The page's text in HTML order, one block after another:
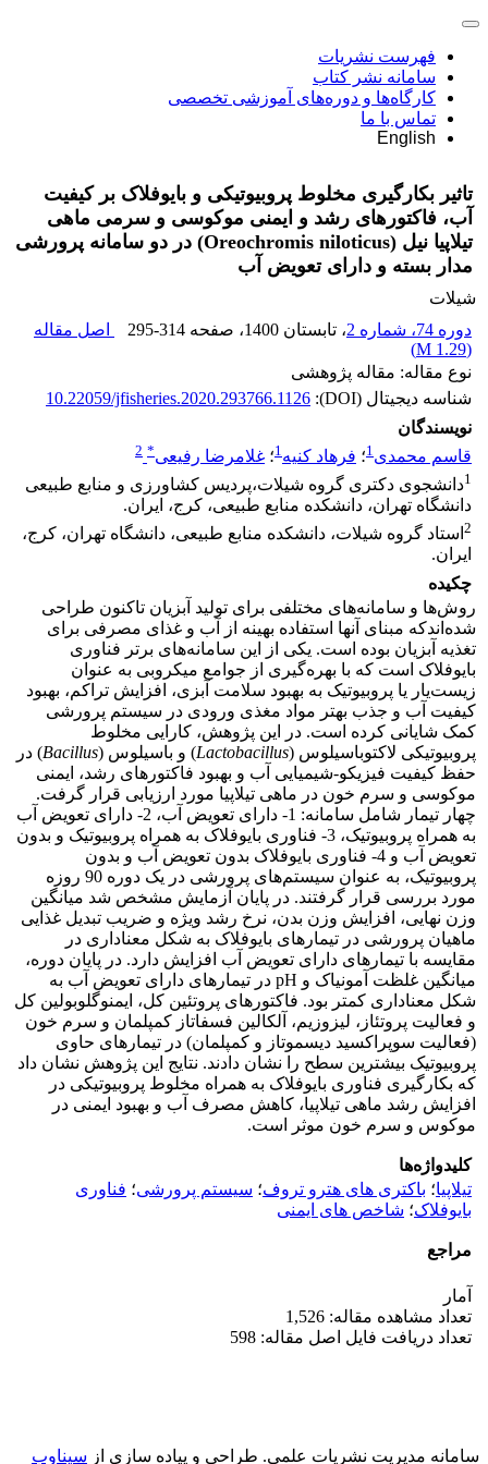
فهرست نشریات
سامانه نشر کتاب
کارگاه‌ها و دوره‌های آموزشی تخصصی
تماس با ما
English
تاثیر بکارگیری مخلوط پروبیوتیکی و بایوفلاک بر کیفیت
آب، فاکتورهای رشد و ایمنی موکوسی و سرمی ماهی
تیلاپیا نیل (Oreochromis niloticus) در دو سامانه پرورشی
مدار بسته و دارای تعویض آب
شیلات
دوره 74، شماره 2
، تابستان 1400 ، صفحه 295-314
اصل مقاله
(
1.29 M
)
نوع مقاله: مقاله پژوهشی
شناسه دیجیتال (DOI):
10.22059/jfisheries.2020.293766.1126
نویسندگان
قاسم محمدی1؛ فرهاد کنیه1؛ غلامرضا رفیعی*
2
1دانشجوی دکتری گروه شیلات،پردیس کشاورزی و منابع طبیعی
دانشگاه تهران، دانشکده منابع طبیعی، کرج، ایران.
2 استاد گروه شیلات، دانشکده منابع طبیعی، دانشگاه تهران، کرج،
ایران.
چکیده
روش‌ها و سامانه‌های مختلفی برای تولید آبزیان تاکنون طراحی
شده‌اندکه مبنای آنها استفاده بهینه از آب و غذای مصرفی برای
تغذیه آبزیان بوده است. یکی از این سامانه‌های برتر فناوری
بایوفلاک است که با بهره‌گیری از جوامع میکروبی به عنوان
زیست‌یار یا پروبیوتیک به بهبود سلامت آبزی، افزایش تراکم، بهبود
کیفیت آب و جذب بهتر مواد مغذی ورودی در سیستم پرورشی
کمک شایانی کرده است. در این پژوهش، کارایی مخلوط
پروبیوتیکی لاکتوباسیلوس (Lactobacillus) و باسیلوس (Bacillus) در
حفظ کیفیت فیزیکو-شیمیایی آب و بهبود فاکتورهای رشد، ایمنی
موکوسی و سرم خون در ماهی تیلاپیا مورد ارزیابی قرار گرفت.
چهار تیمار شامل سامانه: 1- دارای تعویض آب، 2- دارای تعویض آب
به همراه پروبیوتیک، 3- فناوری بایوفلاک به همراه پروبیوتیک و بدون
تعویض آب و 4- فناوری بایوفلاک بدون تعویض آب و بدون
پروبیوتیک، به عنوان سیستم‌های پرورشی در یک دوره 90 روزه
مورد بررسی قرار گرفتند. در پایان آزمایش مشخص شد میانگین
وزن نهایی، افزایش وزن بدن، نرخ رشد ویژه و ضریب تبدیل غذایی
ماهیان پرورشی در تیمارهای بایوفلاک به شکل معناداری در
مقایسه با تیمارهای دارای تعویض آب افزایش دارد. در پایان دوره،
میانگین غلظت آمونیاک و pH در تیمارهای دارای تعویض آب به
شکل معناداری کمتر بود. فاکتورهای پروتئین کل، ایمنوگلوبولین کل
و فعالیت پروتئاز، لیزوزیم، آلکالین فسفاتاز کمپلمان و سرم خون
(فعالیت سوپراکسید دیسموتاز و کمپلمان) در تیمارهای حاوی
پروبیوتیک بیشترین سطح را نشان دادند. نتایج این پژوهش نشان داد
که بکارگیری فناوری بایوفلاک به همراه مخلوط پروبیوتیکی در
افزایش رشد ماهی تیلاپیا، کاهش مصرف آب و بهبود ایمنی در
موکوس و سرم خون موثر است.
کلیدواژه‌ها
تیلاپیا؛ باکتری های هترو تروف؛ سیستم پرورشی؛ فناوری
بایوفلاک؛ شاخص های ایمنی
مراجع
آمار
تعداد مشاهده مقاله: 1,526
تعداد دریافت فایل اصل مقاله: 598
سامانه مدیریت نشریات علمی. طراحی و پیاده سازی از سیناوب